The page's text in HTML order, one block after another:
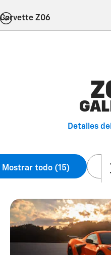
Corvette Z06
Detalles
Mostrar todo (15)